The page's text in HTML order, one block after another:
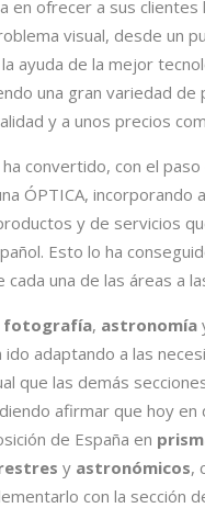
en ofrecer a sus clientes
visual, desde un
ayuda de la mejor
una gran variedad de
y a unos precios
convertido, con el
ÓPTICA, incorporando
y de servicios
Esto lo ha
cada una de las áreas a
fotografía, astronomía
ido adaptando a las
que las demás
afirmar que hoy en
de España en
y astronómicos,
con la sección